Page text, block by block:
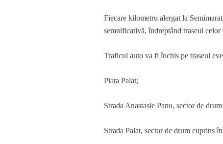
Fiecare kilometru alergat la
semnificativă, îndreptând traseul
Traficul auto va fiînchis pe traseul
Piața Palat;
Strada Anastasie Panu, sector de drum
Strada Palat, sector de drum cuprins